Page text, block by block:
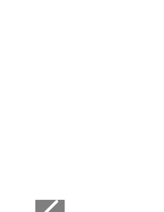
Kom Henry Askılı 2'li Basic Erkek Atlet